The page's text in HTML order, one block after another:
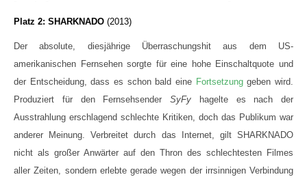
Platz 2: SHARKNADO (2013)
Der absolute, diesjährige Überraschungshit aus dem US-
amerikanischen Fernsehen sorgte für eine hohe Einschaltquote und
der Entscheidung, dass es schon bald eine Fortsetzunggeben wird.
Produziert für den Fernsehsender SyFy hagelte es nach der
Ausstrahlung erschlagend schlechte Kritiken, doch das Publikum war
anderer Meinung. Verbreitet durch das Internet, gilt SHARKNADO
nicht als großer Anwärter auf den Thron des schlechtesten Filmes
aller Zeiten, sondern erlebte gerade wegen der irrsinnigen Verbindung